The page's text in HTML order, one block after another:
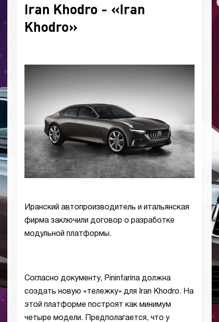
Iran Khodro - «Iran
Khodro»
Иранский автопроизводитель и итальянская
фирма заключили договор о разработке
модульной платформы.
Согласно документу, Pininfarina должна
создать новую «тележку» для Iran Khodro. На
этой платформе построят как минимум
четыре модели. Предполагается, что у